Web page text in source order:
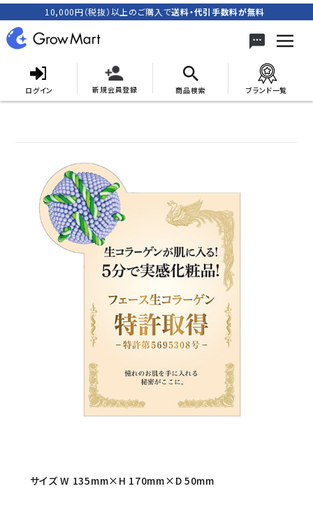
10,000円（税抜）以上のご購入で送料・代引手数料が無料
ログイン 新規会員登録 商品検索 ブランド一覧
ACCOUNT MENU
ログイン person 新規会員登録
カテゴリーから探す
セミナー/契約関連
サイズ W 135mm×H 170mm×D 50mm